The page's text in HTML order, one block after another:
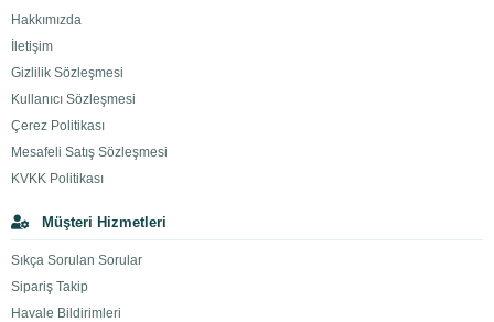
Hakkımızda
İletişim
Gizlilik Sözleşmesi
Kullanıcı Sözleşmesi
Çerez Politikası
Mesafeli Satış Sözleşmesi
KVKK Politikası
Müşteri Hizmetleri
Sıkça Sorulan Sorular
Sipariş Takip
Havale Bildirimleri